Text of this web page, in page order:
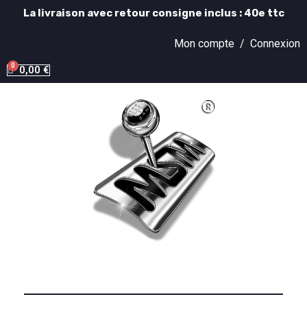
La livraison avec retour consigne inclus : 40e ttc
Mon compte / Connexion
0,00 €